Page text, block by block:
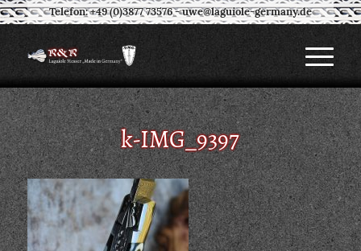
Telefon: +49 (0)3877 73576-uwe@laguiole-germany.de
k-IMG_9397